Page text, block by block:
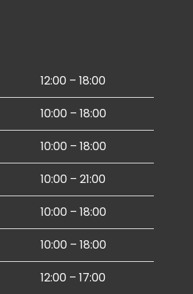
12:00 – 18:00
10:00 – 18:00
10:00 – 18:00
10:00 – 21:00
10:00 – 18:00
10:00 – 18:00
12:00 – 17:00